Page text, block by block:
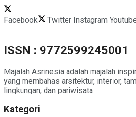
Facebook Twitter Instagram Youtube
ISSN : 9772599245001
Majalah Asrinesia adalah majalah
yang membahas arsitektur, interior,
lingkungan, dan pariwisata
Kategori